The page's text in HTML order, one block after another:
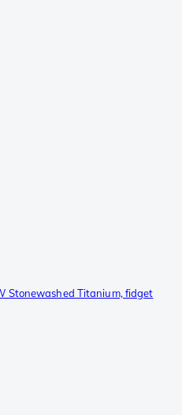
Stonewashed Titanium, fidget